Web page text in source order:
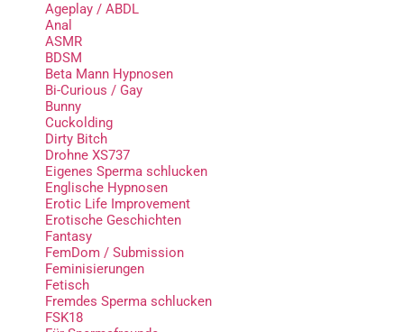
Ageplay / ABDL
Anal
ASMR
BDSM
Beta Mann Hypnosen
Bi-Curious / Gay
Bunny
Cuckolding
Dirty Bitch
Drohne XS737
Eigenes Sperma schlucken
Englische Hypnosen
Erotic Life Improvement
Erotische Geschichten
Fantasy
FemDom / Submission
Feminisierungen
Fetisch
Fremdes Sperma schlucken
FSK18